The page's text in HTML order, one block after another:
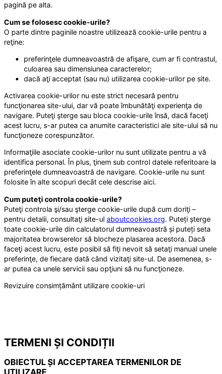
pagină pe alta.
Cum se folosesc cookie-urile?
O parte dintre paginile noastre utilizează cookie-urile pentru a
reţine:
preferinţele dumneavoastră de afişare, cum ar fi contrastul,
culoarea sau dimensiunea caracterelor;
dacă aţi acceptat (sau nu) utilizarea cookie-urilor pe site.
Activarea cookie-urilor nu este strict necesară pentru
funcţionarea site-ului, dar vă poate îmbunătăţi experienţa de
navigare. Puteţi şterge sau bloca cookie-urile însă, dacă faceţi
acest lucru, s-ar putea ca anumite caracteristici ale site-ului să nu
funcţioneze corespunzător.
Informaţiile asociate cookie-urilor nu sunt utilizate pentru a vă
identifica personal. În plus, ţinem sub control datele referitoare la
preferinţele dumneavoastră de navigare. Cookie-urile nu sunt
folosite în alte scopuri decât cele descrise aici.
Cum puteţi controla cookie-urile?
Puteţi controla şi/sau şterge cookie-urile după cum doriţi –
pentru detalii, consultaţi site-ul aboutcookies.org. Puteți șterge
toate cookie-urile din calculatorul dumneavoastră și puteți seta
majoritatea browserelor să blocheze plasarea acestora. Dacă
faceţi acest lucru, este posibil să fiţi nevoit să setaţi manual unele
preferinţe, de fiecare dată când vizitaţi site-ul. De asemenea, s-
ar putea ca unele servicii sau opţiuni să nu funcţioneze.
Revizuire consimțământ utilizare cookie-uri
TERMENI ȘI CONDIȚII
OBIECTUL ȘI ACCEPTAREA TERMENILOR DE